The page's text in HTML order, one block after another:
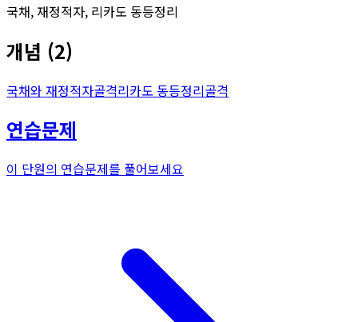
국채, 재정적자, 리카도 동등정리
개념 (2)
국채와 재정적자골격리카도 동등정리골격
연습문제
이 단원의 연습문제를 풀어보세요